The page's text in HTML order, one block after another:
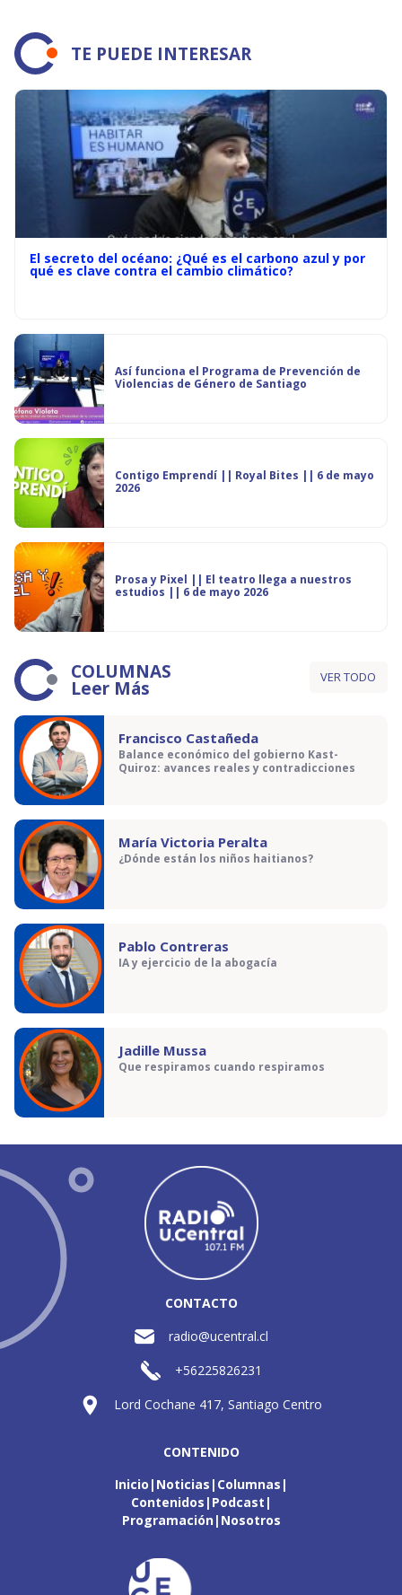
TE PUEDE INTERESAR
El secreto del océano: ¿Qué es el carbono azul y por
qué es clave contra el cambio climático?
Así funciona el Programa de Prevención de
Violencias de Género de Santiago
Contigo Emprendí || Royal Bites || 6 de mayo
2026
Prosa y Pixel || El teatro llega a nuestros
estudios || 6 de mayo 2026
COLUMNAS
Leer Más VER TODO
Francisco Castañeda
Balance económico del gobierno Kast-
Quiroz: avances reales y contradicciones
María Victoria Peralta
¿Dónde están los niños haitianos?
Pablo Contreras
IA y ejercicio de la abogacía
Jadille Mussa
Que respiramos cuando respiramos
CONTACTO
radio@ucentral.cl
+56225826231
Lord Cochane 417, Santiago Centro
CONTENIDO
Inicio Noticias Columnas
Contenidos Podcast
Programación Nosotros